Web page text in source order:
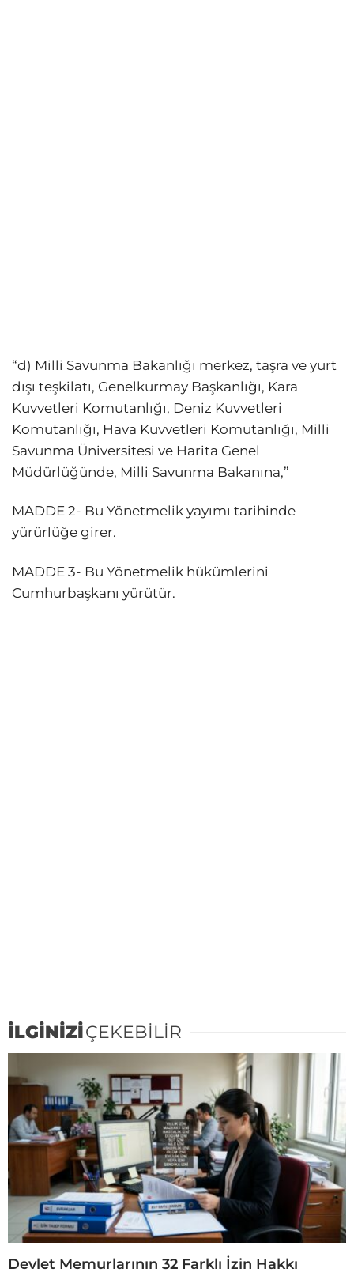
“d) Milli Savunma Bakanlığı merkez, taşra ve yurt
dışı teşkilatı, Genelkurmay Başkanlığı, Kara
Kuvvetleri Komutanlığı, Deniz Kuvvetleri
Komutanlığı, Hava Kuvvetleri Komutanlığı, Milli
Savunma Üniversitesi ve Harita Genel
Müdürlüğünde, Milli Savunma Bakanına,”
MADDE 2- Bu Yönetmelik yayımı tarihinde
yürürlüğe girer.
MADDE 3- Bu Yönetmelik hükümlerini
Cumhurbaşkanı yürütür.
İLGİNİZİÇEKEBİLİR
Devlet Memurlarının 32 Farklı İzin Hakkı